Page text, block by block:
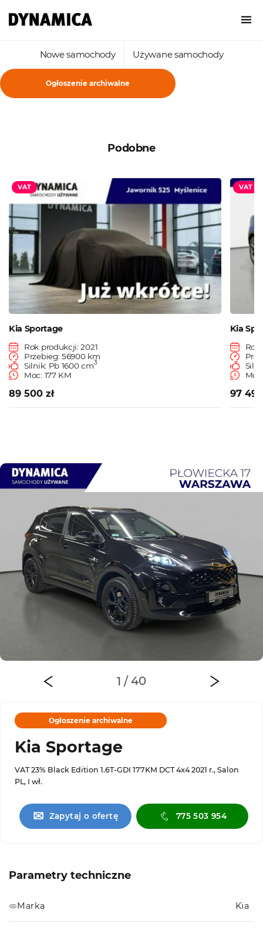
Nowe samochody Używane samochody
Ogłoszenie archiwalne
Podobne
VAT
Kia Sportage
Rok produkcji: 2021
Przebieg: 56900 km
Silnik: Pb 1600 cm3
Moc: 177 KM
89 500 zł
VAT
Kia
Rok
97
Ogłoszenie archiwalne
Kia Sportage
VAT 23% Black Edition 1.6T-GDI 177KM DCT 4x4 2021 r., Salon
PL, I wł.
✉ Zapytaj o ofertę 775 503 954
Parametry techniczne
Marka Kia